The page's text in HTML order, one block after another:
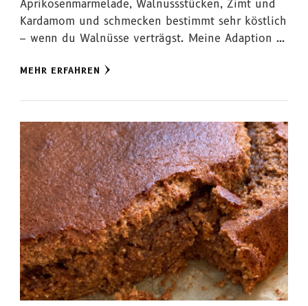
Aprikosenmarmelade, Walnussstücken, Zimt und
Kardamom und schmecken bestimmt sehr köstlich
– wenn du Walnüsse verträgst. Meine Adaption …
MEHR ERFAHREN